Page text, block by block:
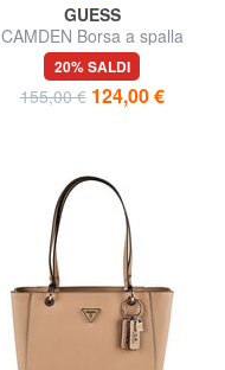
GUESS
CAMDEN Borsa a spalla
20% SALDI
155,00 € 124,00 €